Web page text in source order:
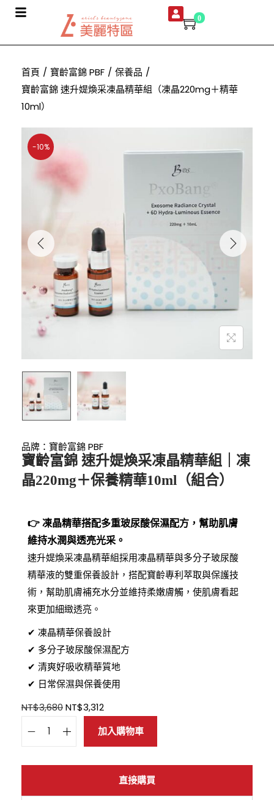
0
首頁 / 寶齡富錦 PBF / 保養品 /
寶齡富錦 速升媞煥采凍晶精華組（凍晶220mg＋精華
10ml）
-10%
品牌： 寶齡富錦 PBF
寶齡富錦 速升媞煥采凍晶精華組｜凍
晶220mg＋保養精華10ml（組合）
👉 凍晶精華搭配多重玻尿酸保濕配方，幫助肌膚
維持水潤與透亮光采。
速升媞煥采凍晶精華組採用凍晶精華與多分子玻尿酸
精華液的雙重保養設計，搭配寶齡專利萃取與保護技
術，幫助肌膚補充水分並維持柔嫩膚觸，使肌膚看起
來更加細緻透亮。
✔ 凍晶精華保養設計
✔ 多分子玻尿酸保濕配方
✔ 清爽好吸收精華質地
✔ 日常保濕與保養使用
NT$3,680NT$3,312
加入購物車
直接購買